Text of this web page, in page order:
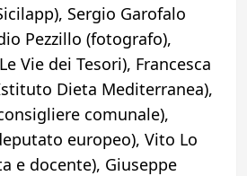
Sergio Garofalo
Pezzillo (fotografo),
Vie dei Tesori), Francesca
Dieta Mediterranea),
comunale),
europeo), Vito Lo
e docente), Giuseppe